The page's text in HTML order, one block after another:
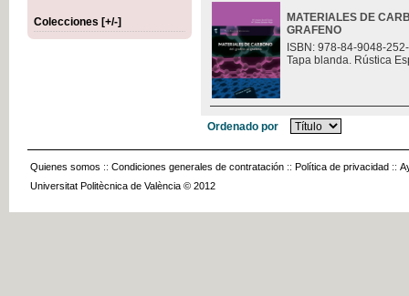
Colecciones [+/-]
MATERIALES DE
GRAFENO
ISBN: 978-84-9048-
Tapa blanda. Rústica
Ordenado por
Quienes somos :: Condiciones generales de contratación :: Política de privacidad ::
Universitat Politècnica de València © 2012